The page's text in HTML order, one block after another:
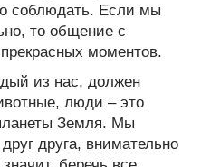
соблюдать. Если мы
то общение с
моментов.
из нас, должен
люди – это
Земля. Мы
друга, внимательно